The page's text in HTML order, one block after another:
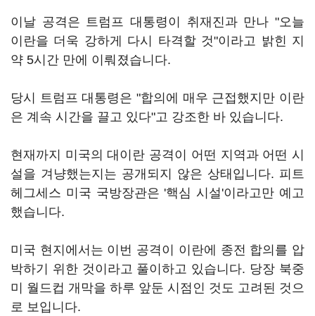
이날 공격은 트럼프 대통령이 취재진과 만나 "오늘
이란을 더욱 강하게 다시 타격할 것"이라고 밝힌 지
약 5시간 만에 이뤄졌습니다.
당시 트럼프 대통령은 "합의에 매우 근접했지만 이란
은 계속 시간을 끌고 있다"고 강조한 바 있습니다.
현재까지 미국의 대이란 공격이 어떤 지역과 어떤 시
설을 겨냥했는지는 공개되지 않은 상태입니다. 피트
헤그세스 미국 국방장관은 '핵심 시설'이라고만 예고
했습니다.
미국 현지에서는 이번 공격이 이란에 종전 합의를 압
박하기 위한 것이라고 풀이하고 있습니다. 당장 북중
미 월드컵 개막을 하루 앞둔 시점인 것도 고려된 것으
로 보입니다.